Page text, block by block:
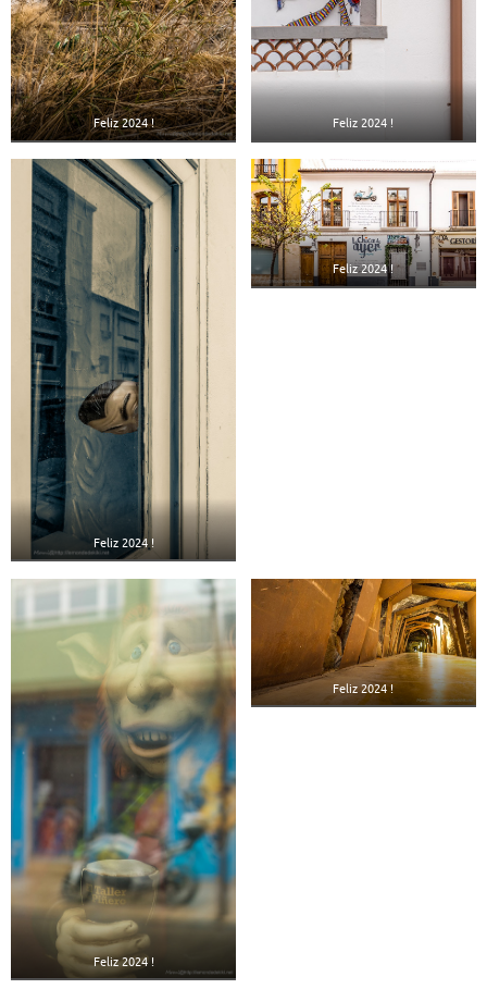
Feliz 2024 ! Feliz 2024 !
Feliz 2024 !
Feliz 2024 !
Feliz 2024 !
Feliz 2024 !